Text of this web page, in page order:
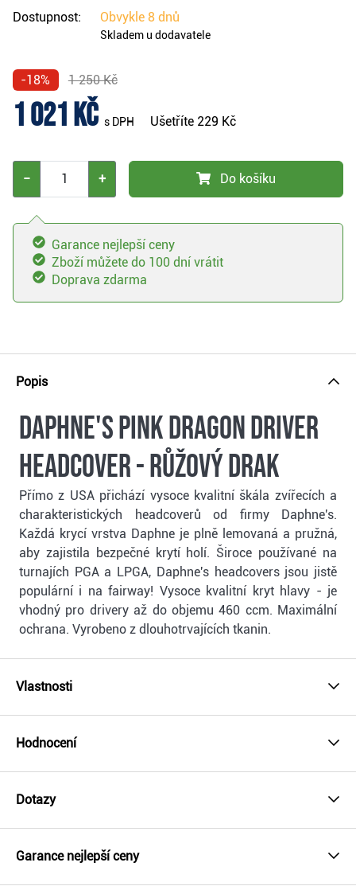
Dostupnost: Obvykle 8 dnů
Skladem u dodavatele
-18% 1 250 Kč
1 021 Kč s DPH Ušetříte 229 Kč
− + Do košíku
Garance nejlepší ceny
Zboží můžete do 100 dní vrátit
Doprava zdarma
Popis
Daphne's Pink Dragon driver
headcover - růžový drak
Přímo z USA přichází vysoce kvalitní škála zvířecích a
charakteristických headcoverů od firmy Daphne's.
Každá krycí vrstva Daphne je plně lemovaná a pružná,
aby zajistila bezpečné krytí holí. Široce používané na
turnajích PGA a LPGA, Daphne's headcovers jsou jistě
populární i na fairway! Vysoce kvalitní kryt hlavy - je
vhodný pro drivery až do objemu 460 ccm. Maximální
ochrana. Vyrobeno z dlouhotrvajících tkanin.
Vlastnosti
Hodnocení
Dotazy
Garance nejlepší ceny